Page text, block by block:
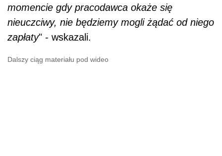
momencie gdy pracodawca okaże się
nieuczciwy, nie będziemy mogli żądać od niego
zapłaty" - wskazali.
Dalszy ciąg materiału pod wideo